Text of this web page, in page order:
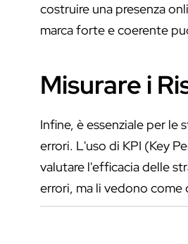
costruire una presenza
marca forte e coerente
Misurare i
Infine, è essenziale per
errori. L'uso di KPI (Key
valutare l'efficacia delle
errori, ma li vedono